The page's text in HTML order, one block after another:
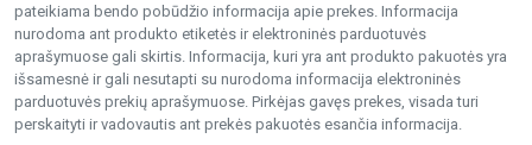
pateikiama bendo pobūdžio informacija apie prekes. Informacija
nurodoma ant produkto etiketės ir elektroninės parduotuvės
aprašymuose gali skirtis. Informacija, kuri yra ant produkto pakuotės yra
išsamesnė ir gali nesutapti su nurodoma informacija elektroninės
parduotuvės prekių aprašymuose. Pirkėjas gavęs prekes, visada turi
perskaityti ir vadovautis ant prekės pakuotės esančia informacija.